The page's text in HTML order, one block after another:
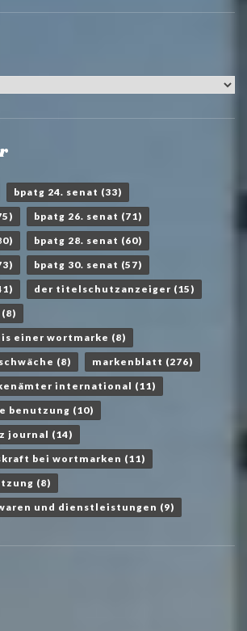
bpatg 24. senat (33)
bpatg 26. senat (71)
bpatg 28. senat (60)
bpatg 30. senat (57)
der titelschutzanzeiger (15)
(8)
einer wortmarke (8)
(8) markenblatt (276)
international (11)
benutzung (10)
journal (14)
bei wortmarken (11)
(8)
und dienstleistungen (9)